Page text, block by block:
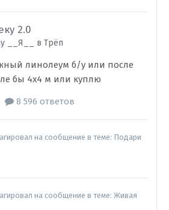
2.0
__Я__ в Трёп
линолеум б/у или после
бы 4х4 м или куплю
8 596 ответов
на сообщение в теме: Подари
на сообщение в теме: Живая